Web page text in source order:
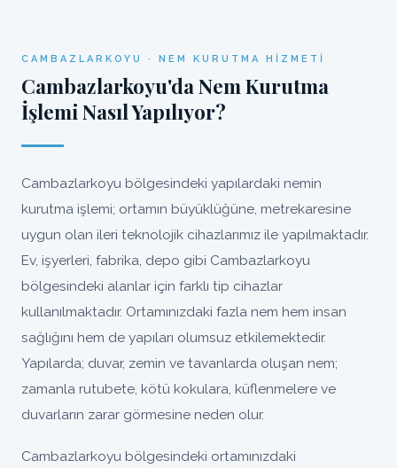
CAMBAZLARKOYU · NEM KURUTMA HIZMETI
Cambazlarkoyu'da Nem Kurutma
İşlemi Nasıl Yapılıyor?
Cambazlarkoyu bölgesindeki yapılardaki nemin
kurutma işlemi; ortamın büyüklüğüne, metrekaresine
uygun olan ileri teknolojik cihazlarımız ile yapılmaktadır.
Ev, işyerleri, fabrika, depo gibi Cambazlarkoyu
bölgesindeki alanlar için farklı tip cihazlar
kullanılmaktadır. Ortamınızdaki fazla nem hem insan
sağlığını hem de yapıları olumsuz etkilemektedir.
Yapılarda; duvar, zemin ve tavanlarda oluşan nem;
zamanla rutubete, kötü kokulara, küflenmelere ve
duvarların zarar görmesine neden olur.
Cambazlarkoyu bölgesindeki ortamınızdaki